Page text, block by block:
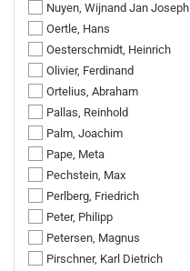
Nuyen, Wijnand Jan Joseph
Oertle, Hans
Oesterschmidt, Heinrich
Olivier, Ferdinand
Ortelius, Abraham
Pallas, Reinhold
Palm, Joachim
Pape, Meta
Pechstein, Max
Perlberg, Friedrich
Peter, Philipp
Petersen, Magnus
Pirschner, Karl Dietrich